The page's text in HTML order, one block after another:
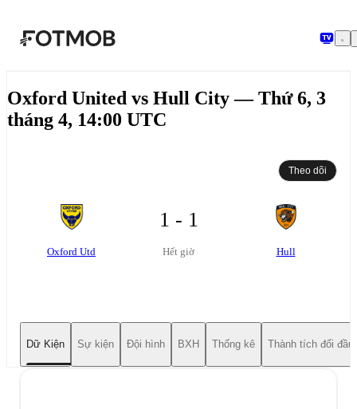
Oxford United vs Hull City — Thứ 6, 3
tháng 4, 14:00 UTC
Theo dõi
Oxford Utd
1 - 1
Hết giờ Hull
Dữ Kiện Sự kiện Đội hình BXH Thống kê Thành tích đối đầu